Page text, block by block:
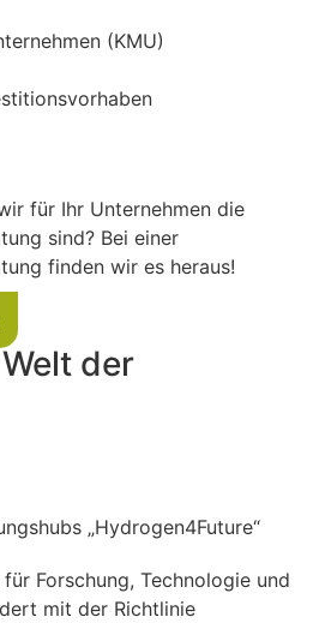
(KMU)
für Ihr Unternehmen die
sind? Bei einer
finden wir es heraus!
der
„Hydrogen4Future“
Forschung, Technologie und
mit der Richtlinie